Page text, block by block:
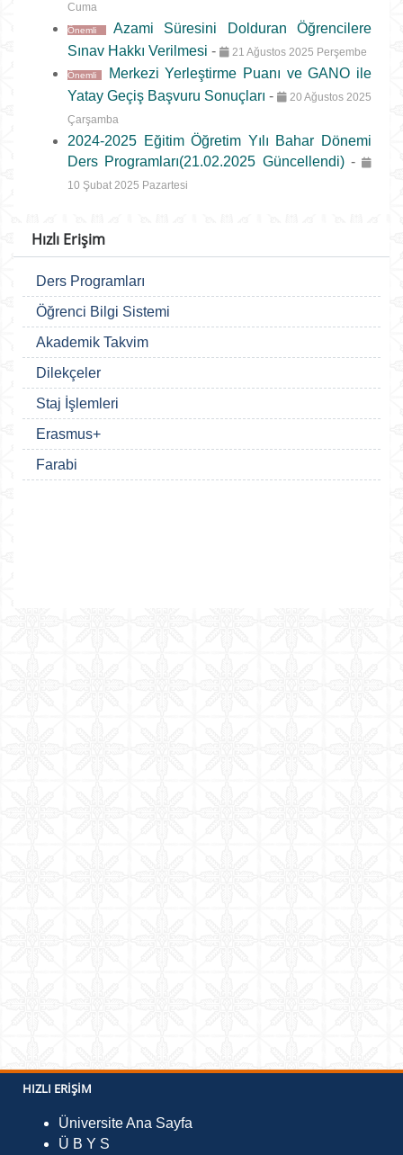
Cuma
Önemli
Azami Süresini Dolduran Öğrencilere
Sınav Hakkı Verilmesi - 21 Ağustos 2025 Perşembe
Önemli
Merkezi Yerleştirme Puanı ve GANO ile
Yatay Geçiş Başvuru Sonuçları -
20 Ağustos 2025
Çarşamba
2024-2025 Eğitim Öğretim Yılı Bahar Dönemi
Ders Programları(21.02.2025 Güncellendi) -
10 Şubat 2025 Pazartesi
Hızlı Erişim
Ders Programları
Öğrenci Bilgi Sistemi
Akademik Takvim
Dilekçeler
Staj İşlemleri
Erasmus+
Farabi
HIZLI ERIŞIM
Üniversite Ana Sayfa
Ü B Y S